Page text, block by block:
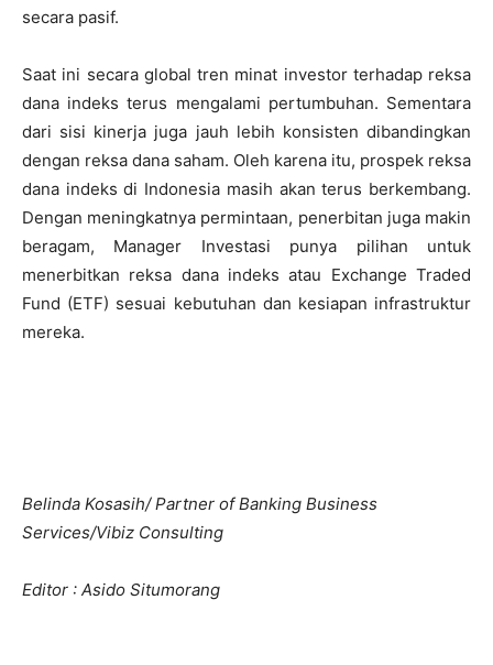
secara pasif.
Saat ini secara global tren minat investor terhadap reksa
dana indeks terus mengalami pertumbuhan. Sementara
dari sisi kinerja juga jauh lebih konsisten dibandingkan
dengan reksa dana saham. Oleh karena itu, prospek reksa
dana indeks di Indonesia masih akan terus berkembang.
Dengan meningkatnya permintaan, penerbitan juga makin
beragam, Manager Investasi punya pilihan untuk
menerbitkan reksa dana indeks atau Exchange Traded
Fund (ETF) sesuai kebutuhan dan kesiapan infrastruktur
mereka.
Belinda Kosasih/ Partner of Banking Business
Services/Vibiz Consulting
Editor : Asido Situmorang